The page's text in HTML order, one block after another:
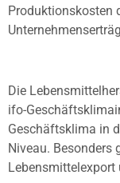
Produktionskosten
Die
ifo-
Geschäftsklima in
Niveau. Besonders